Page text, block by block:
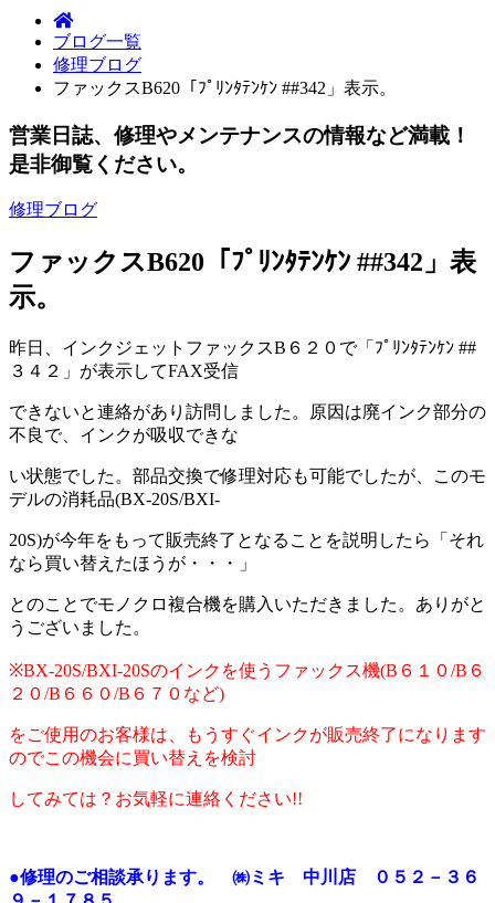
ブログ一覧
修理ブログ
ファックスB620「ﾌﾟﾘﾝﾀﾃﾝｹﾝ ##342」表示。
営業日誌、修理やメンテナンスの情報など満載！
是非御覧ください。
修理ブログ
ファックスB620「ﾌﾟﾘﾝﾀﾃﾝｹﾝ ##342」表
示。
昨日、インクジェットファックスB６２０で「ﾌﾟﾘﾝﾀﾃﾝｹﾝ ##
３４２」が表示してFAX受信
できないと連絡があり訪問しました。原因は廃インク部分の
不良で、インクが吸収できな
い状態でした。部品交換で修理対応も可能でしたが、このモ
デルの消耗品(BX-20S/BXI-
20S)が今年をもって販売終了となることを説明したら「それ
なら買い替えたほうが・・・」
とのことでモノクロ複合機を購入いただきました。ありがと
うございました。
※BX-20S/BXI-20Sのインクを使うファックス機(B６１０/B６
２０/B６６０/B６７０など)
をご使用のお客様は、もうすぐインクが販売終了になります
のでこの機会に買い替えを検討
してみては？お気軽に連絡ください!!
●修理のご相談承ります。 ㈱ミキ 中川店 ０５２－３６